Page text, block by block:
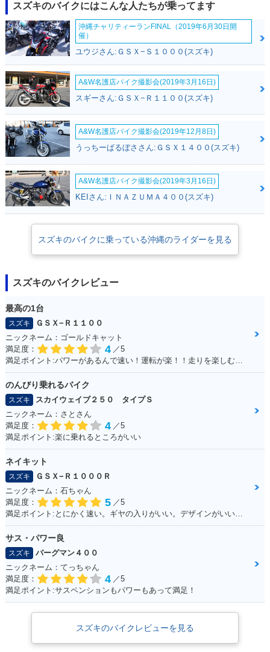
2012年 ADDRESS
V50・マイナーチェ
2012年 ADDRESS
V50・特別・限定仕
2011年 ADDRESS
V50 特別色・特別・
2011年 ADDRESS
V50・マイナーチェ
2011年 ADDRESS
V50・特別・限定仕
様
2010年 ADDRESS
V50・特別・限定仕
様
2010年 ADDRESS
V50G・マイナーチ
ェンジ
V50・マイナーチェ
2009年 ADDRESS
V50・追加
2008年 ADDRESS
V50・追加
2008年 ADDRESS
V50G・追加
ンジ
2006年 ADDRESS
2006年 ADDRESS
1997年 ADDRESS
スズキのバイクにはこんな人たちが乗ってます
沖縄チャリティーランFINAL（2019年6月30日開
催）
ユウジさん:ＧＳＸ−Ｓ１０００(スズキ)
A&W名護店バイク撮影会(2019年3月16日)
スギーさん:ＧＳＸ−Ｒ１１００(スズキ)
A&W名護店バイク撮影会(2019年12月8日)
うっちーばるぼささん:ＧＳＸ１４００(スズキ)
A&W名護店バイク撮影会(2019年3月16日)
KEIさん:ＩＮＡＺＵＭＡ４００(スズキ)
スズキのバイクに乗っている沖縄のライダーを見る
スズキのバイクレビュー
最高の1台
スズキ
ＧＳＸ−Ｒ１１００
ニックネーム：ゴールドキャット
満足度：
4 ／5
のんびり乗れるバイク
スズキ
スカイウェイブ２５０ タイプＳ
ニックネーム：さとさん
満足度：
4 ／5
満足ポイント:楽に乗れるところがいい
ネイキット
スズキ
ＧＳＸ−Ｒ１０００Ｒ
ニックネーム：石ちゃん
満足度：
5 ／5
満足ポイント:とにかく速い。ギヤの入りがいい。デザインがいい！！
サス・パワー良
スズキ
バーグマン４００
ニックネーム：てっちゃん
満足度：
4 ／5
満足ポイント:サスペンションもパワーもあって満足！
スズキのバイクレビューを見る